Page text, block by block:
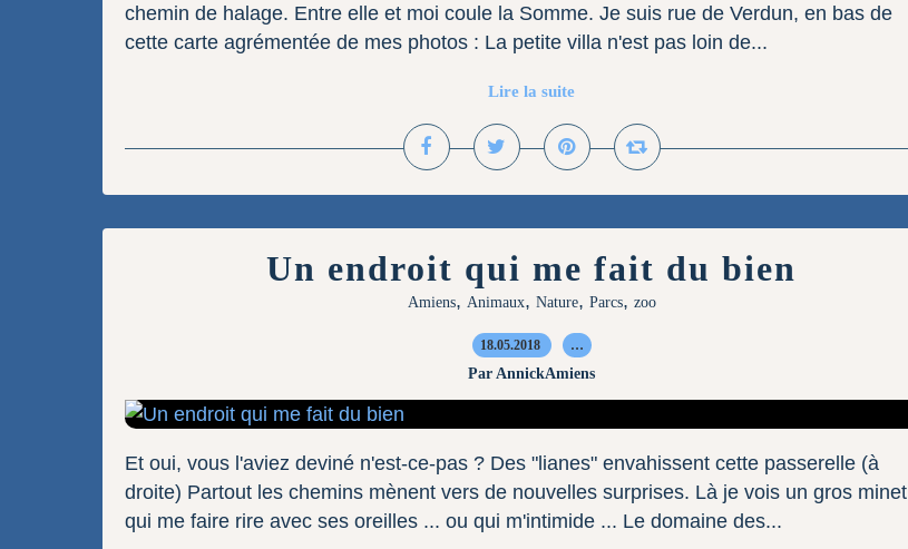
chemin de halage. Entre elle et moi coule la Somme. Je suis rue de Verdun, en bas de
cette carte agrémentée de mes photos : La petite villa n'est pas loin de...
Lire la suite
Un endroit qui me fait du bien
Amiens, Animaux, Nature, Parcs, zoo
18.05.2018 …
Par AnnickAmiens
Et oui, vous l'aviez deviné n'est-ce-pas ? Des "lianes" envahissent cette passerelle (à
droite) Partout les chemins mènent vers de nouvelles surprises. Là je vois un gros minet
qui me faire rire avec ses oreilles ... ou qui m'intimide ... Le domaine des...